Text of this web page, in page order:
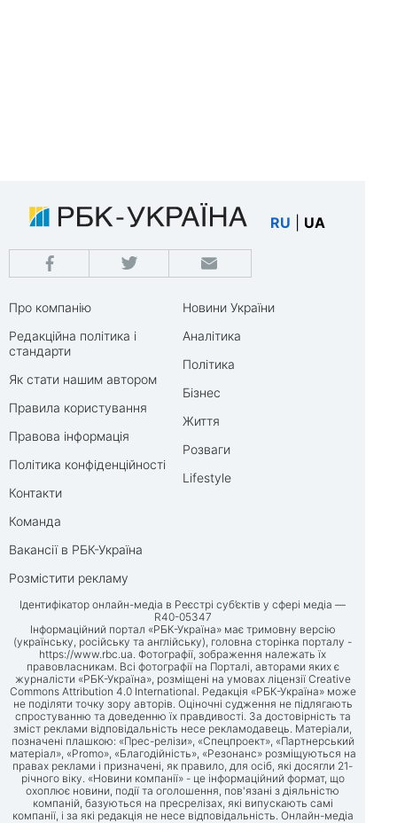
RU UA
Про компанію
Редакційна політика і
стандарти
Як стати нашим автором
Правила користування
Правова інформація
Політика конфіденційності
Контакти
Команда
Вакансії в РБК-Україна
Розмістити рекламу
Новини України
Аналітика
Політика
Бізнес
Життя
Розваги
Lifestyle
Ідентифікатор онлайн-медіа в Реєстрі суб’єктів у сфері медіа —
R40-05347
Інформаційний портал «РБК-Україна» має тримовну версію
(українську, російську та англійську), головна сторінка порталу -
https://www.rbc.ua. Фотографії, зображення належать їх
правовласникам. Всі фотографії на Порталі, авторами яких є
журналісти «РБК-Україна», розміщені на умовах ліцензії Creative
Commons Attribution 4.0 International. Редакція «РБК-Україна» може
не поділяти точку зору авторів. Оціночні судження не підлягають
спростуванню та доведенню їх правдивості. За достовірність та
зміст реклами відповідальність несе рекламодавець. Матеріали,
позначені плашкою: «Прес-релізи», «Спецпроект», «Партнерський
матеріал», «Promo», «Благодійність», «Резонанс» розміщуються на
правах реклами і призначені, як правило, для осіб, які досягли 21-
річного віку. «Новини компанії» - це інформаційний формат, що
охоплює новини, події та оголошення, пов'язані з діяльністю
компаній, базуються на пресрелізах, які випускають самі
компанії, і за які редакція не несе відповідальність. Онлайн-медіа